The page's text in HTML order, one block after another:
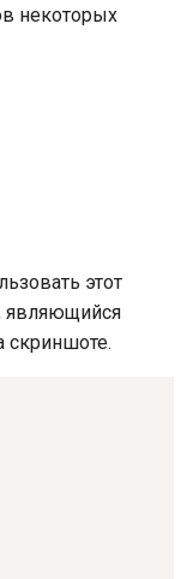
некоторых
этот
являющийся
скриншоте.